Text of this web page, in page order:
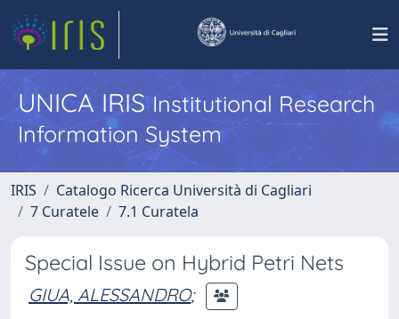
UNICA IRISInstitutional Research
Information System
IRIS
Catalogo Ricerca Università di Cagliari
7 Curatele
7.1 Curatela
Special Issue on Hybrid Petri Nets
GIUA, ALESSANDRO;